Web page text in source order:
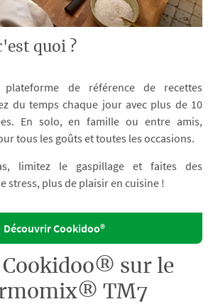
quoi ?
de référence de recettes
du temps chaque jour avec plus de 10
En solo, en famille ou entre amis,
tous les goûts et toutes les occasions.
limitez le gaspillage et faites des
stress, plus de plaisir en cuisine !
Découvrir Cookidoo®
Cookidoo® sur le
TM7